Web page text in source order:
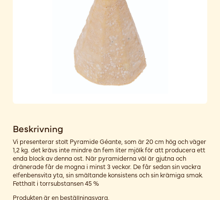
Beskrivning
Vi presenterar stolt Pyramide Géante, som är 20 cm hög och väger
1,2 kg. det krävs inte mindre än fem liter mjölk för att producera ett
enda block av denna ost. När pyramiderna väl är gjutna och
dränerade får de mogna i minst 3 veckor. De får sedan sin vackra
elfenbensvita yta, sin smältande konsistens och sin krämiga smak.
Fetthalt i torrsubstansen 45 %
Produkten är en beställningsvara.